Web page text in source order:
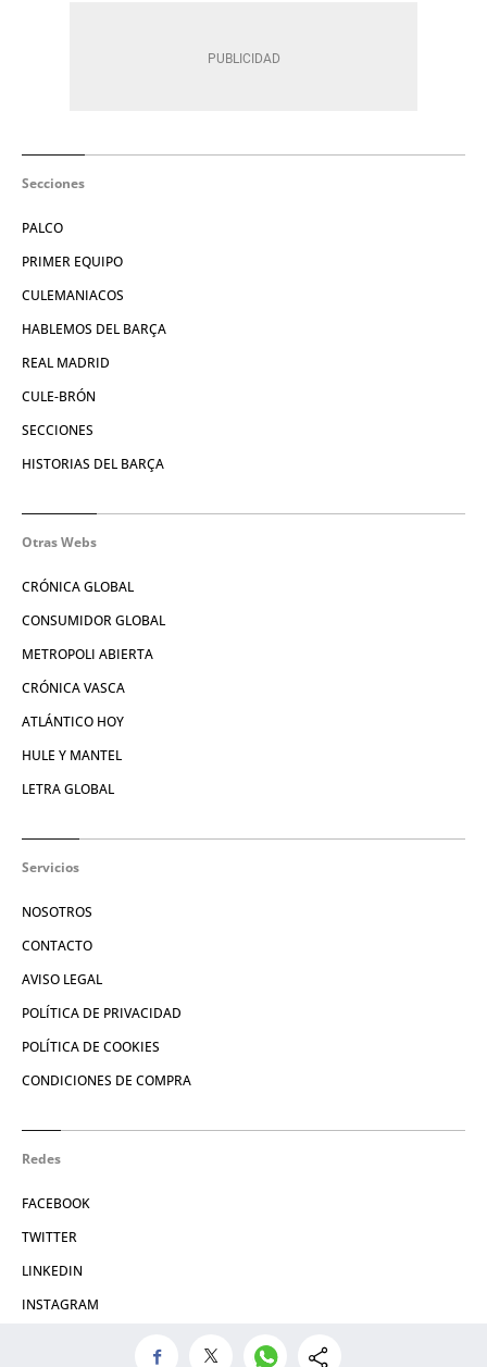
Secciones
PALCO
PRIMER EQUIPO
CULEMANIACOS
HABLEMOS DEL BARÇA
REAL MADRID
CULE-BRÓN
SECCIONES
HISTORIAS DEL BARÇA
Otras Webs
CRÓNICA GLOBAL
CONSUMIDOR GLOBAL
METROPOLI ABIERTA
CRÓNICA VASCA
ATLÁNTICO HOY
HULE Y MANTEL
LETRA GLOBAL
Servicios
NOSOTROS
CONTACTO
AVISO LEGAL
POLÍTICA DE PRIVACIDAD
POLÍTICA DE COOKIES
CONDICIONES DE COMPRA
Redes
FACEBOOK
TWITTER
LINKEDIN
INSTAGRAM